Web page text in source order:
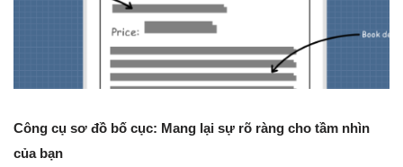
Công cụ sơ đồ bố cục: Mang lại sự rõ ràng cho tầm nhìn
của bạn